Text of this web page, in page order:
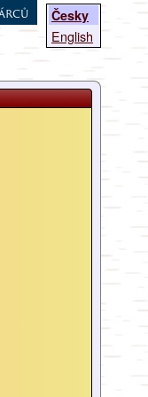
Česky
English